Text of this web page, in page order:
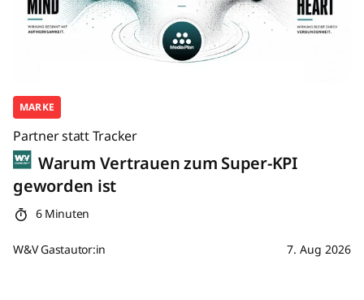
MARKE
Partner statt Tracker
Warum Vertrauen zum Super-KPI
geworden ist
6 Minuten
W&V Gastautor:in 7. Aug 2026